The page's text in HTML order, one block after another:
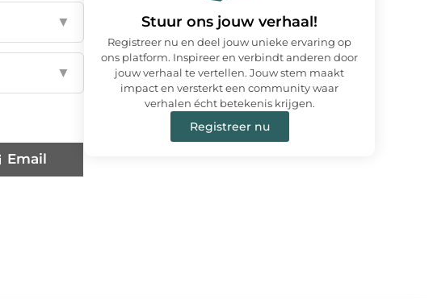
▼
▼
Email
Stuur ons jouw verhaal!
Registreer nu en deel jouw unieke ervaring op
ons platform. Inspireer en verbindt anderen door
jouw verhaal te vertellen. Jouw stem maakt
impact en versterkt een community waar
verhalen écht betekenis krijgen.
Registreer nu